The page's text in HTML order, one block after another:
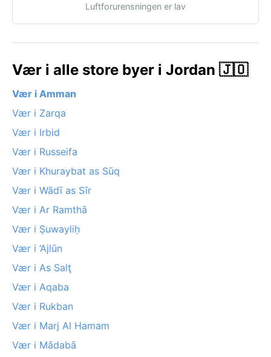
Luftforurensningen er lav
Vær i alle store byer i Jordan 🇯🇴
Vær i Amman
Vær i Zarqa
Vær i Irbid
Vær i Russeifa
Vær i Khuraybat as Sūq
Vær i Wādī as Sīr
Vær i Ar Ramthā
Vær i Ṣuwayliḥ
Vær i ‘Ajlūn
Vær i As Salţ
Vær i Aqaba
Vær i Rukban
Vær i Marj Al Hamam
Vær i Mādabā